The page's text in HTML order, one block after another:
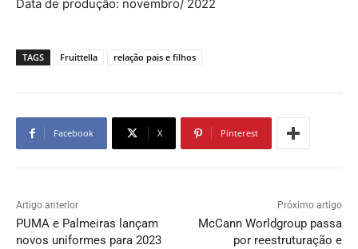
Data de produção: novembro/ 2022
TAGS Fruittella relação pais e filhos
Facebook X Pinterest
Artigo anterior
PUMA e Palmeiras lançam
novos uniformes para 2023
Próximo artigo
McCann Worldgroup passa
por reestruturação e